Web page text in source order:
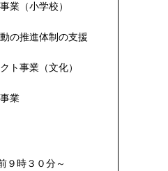
事業（小学校）
の推進体制の支援
ト事業（文化）
一般事業
９時３０分～